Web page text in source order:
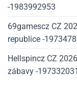
-1983992953
69gamescz CZ
republice -
Hellspincz CZ
zábavy -